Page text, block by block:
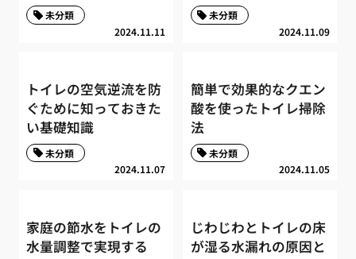
2024.11.11
未分類
2024.11.09
未分類
トイレの空気逆流を防
ぐために知っておきた
い基礎知識
2024.11.07
未分類
簡単で効果的なクエン
酸を使ったトイレ掃除
法
2024.11.05
未分類
家庭の節水をトイレの
水量調整で実現する
じわじわとトイレの床
が湿る水漏れの原因と